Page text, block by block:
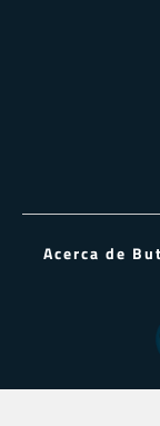
Acerca de